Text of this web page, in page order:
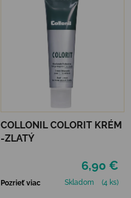
COLLONIL COLORIT KRÉM
-ZLATÝ
6,90 €
Pozrieť viac Skladom (4 ks)